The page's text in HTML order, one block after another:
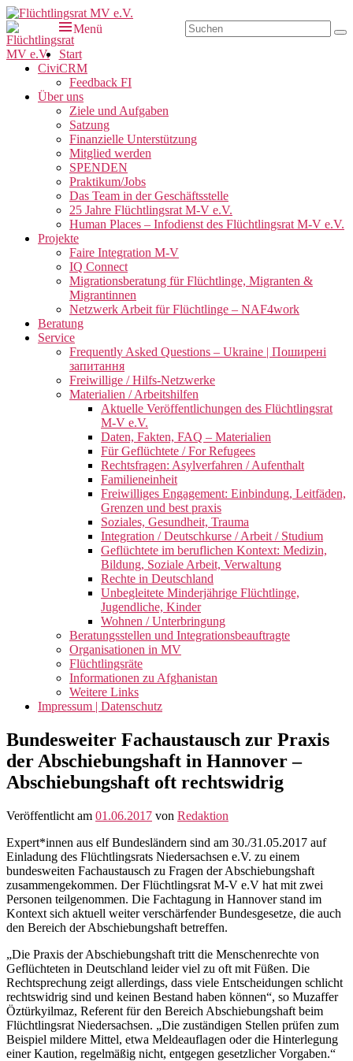
Zum
Inhalt
springen
Flüchtlingsrat MV e.V.
Schwerin
Suchen
nach:
Menü
Primäres
Menü
Start
CiviCRM
Feedback FI
Über uns
Ziele und Aufgaben
Satzung
Finanzielle Unterstützung
Mitglied werden
SPENDEN
Praktikum/Jobs
Das Team in der Geschäftsstelle
25 Jahre Flüchtlingsrat M-V e.V.
Human Places – Infodienst des Flüchtlingsrat M-V e.V.
Projekte
Faire Integration M-V
IQ Connect
Migrationsberatung für Flüchtlinge, Migranten &
Migrantinnen
Netzwerk Arbeit für Flüchtlinge – NAF4work
Beratung
Service
Frequently Asked Questions – Ukraine | Поширені
запитання
Freiwillige / Hilfs-Netzwerke
Materialien / Arbeitshilfen
Aktuelle Veröffentlichungen des Flüchtlingsrat
M-V e.V.
Daten, Fakten, FAQ – Materialien
Für Geflüchtete / For Refugees
Rechtsfragen: Asylverfahren / Aufenthalt
Familieneinheit
Freiwilliges Engagement: Einbindung, Leitfäden,
Grenzen und best praxis
Soziales, Gesundheit, Trauma
Integration / Deutschkurse / Arbeit / Studium
Geflüchtete im beruflichen Kontext: Medizin,
Bildung, Soziale Arbeit, Verwaltung
Rechte in Deutschland
Unbegleitete Minderjährige Flüchtlinge,
Jugendliche, Kinder
Wohnen / Unterbringung
Beratungsstellen und Integrationsbeauftragte
Organisationen in MV
Flüchtlingsräte
Informationen zu Afghanistan
Weitere Links
Impressum | Datenschutz
Bundesweiter Fachaustausch zur Praxis
der Abschiebungshaft in Hannover –
Abschiebungshaft oft rechtswidrig
Veröffentlicht am 01.06.2017 von Redaktion
Expert*innen aus elf Bundesländern sind am 30./31.05.2017 auf
Einladung des Flüchtlingsrats Niedersachsen e.V. zu einem
bundesweiten Fachaustausch zu Fragen der Abschiebungshaft
zusammengekommen. Der Flüchtlingsrat M-V e.V hat mit zwei
Personen teilgenommen. Die Fachtagung in Hannover stand im
Kontext sich aktuell weiter verschärfender Bundesgesetze, die auch
den Bereich der Abschiebungshaft betreffen.
„Die Praxis der Abschiebungshaft tritt die Menschenrechte von
Geflüchteten in Deutschland leider viel zu oft mit Füßen. Die
Rechtsprechung zeigt allerdings, dass viele Entscheidungen schlicht
rechtswidrig sind und keinen Bestand haben können“, so Muzaffer
Öztürkyilmaz, Referent für den Bereich Abschiebungshaft beim
Flüchtlingsrat Niedersachsen. „Die zuständigen Stellen prüfen zum
Beispiel mildere Mittel, etwa Meldeauflagen oder die Hinterlegung
einer Kaution, regelmäßig nicht, entgegen gesetzlicher Vorgaben.“